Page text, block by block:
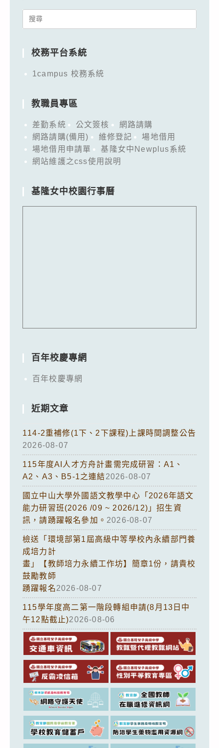
Search
校務平台系統
1campus 校務系統
教職員專區
差勤系統 公文簽核
網路請購
網路請購(備用)
維修登記
場地借用
場地借用申請單
基隆女中Newplus系統
網站維護之css使用說明
基隆女中校園行事曆
百年校慶專網
百年校慶專網
近期文章
114-2重補修(1下、2下課程)上課時間調整公告
2026-08-07
115年度AI人才方舟計畫需完成研習：A1、
A2、A3、B5-1之連結2026-08-07
國立中山大學外國語文教學中心「2026年語文
能力研習班(2026 /09 ~ 2026/12)」招生資
訊，請踴躍報名參加。 2026-08-07
檢送「環境部第1屆高級中等學校內永續部門養
成培力計
畫」【教師培力永續工作坊】簡章1份，請貴校
鼓勵教師
踴躍報名2026-08-07
115學年度高二第一階段轉組申請(8月13日中
午12點截止)2026-08-06